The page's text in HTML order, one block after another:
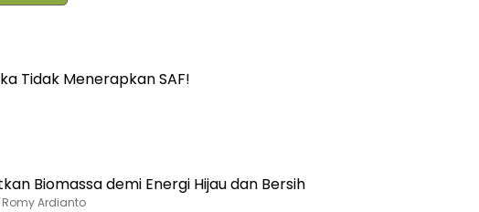
Tidak Menerapkan SAF!
Biomassa demi Energi Hijau dan Bersih
Ardianto